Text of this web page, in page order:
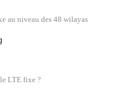
au niveau des 48 wilayas
LTE fixe ?